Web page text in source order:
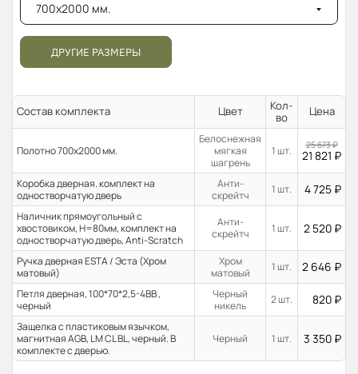
700x2000 мм.
ДРУГИЕ РАЗМЕРЫ
Состав комплекта Цвет
Кол-
во
Цена
Полотно 700x2000 мм.
Белоснежная
мягкая
шагрень
1 шт. 25 673₽
21 821 ₽
Коробка дверная. комплект на
одностворчатую дверь
Анти-
скрейтч
1 шт. 4 725 ₽
Наличник прямоугольный с
хвостовиком, H=80мм, комплект на
одностворчатую дверь, Anti-Scratch
Анти-
скрейтч
1 шт. 2 520 ₽
Ручка дверная ESTA / Эста (Хром
матовый)
Хром
матовый
1 шт. 2 646 ₽
Петля дверная, 100*70*2,5-4ВВ ,
черный
Черный
никель
2 шт. 820 ₽
Защелка с пластиковым язычком,
магнитная AGB, LM CL BL, черный. В
комплекте с дверью.
Черный 1 шт. 3 350 ₽